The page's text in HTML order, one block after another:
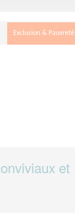
Exclusion & Pauvreté
et